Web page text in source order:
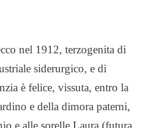
nel 1912, terzogenita di
siderurgico, e di
è felice, vissuta, entro la
e della dimora paterni,
e alle sorelle Laura (futura